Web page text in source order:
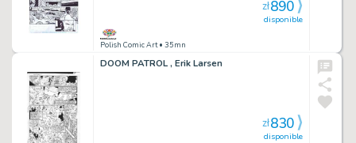
Polish Comic Art• 35mn
disponible
zł890
DOOM PATROL , Erik Larsen
disponible
zł830